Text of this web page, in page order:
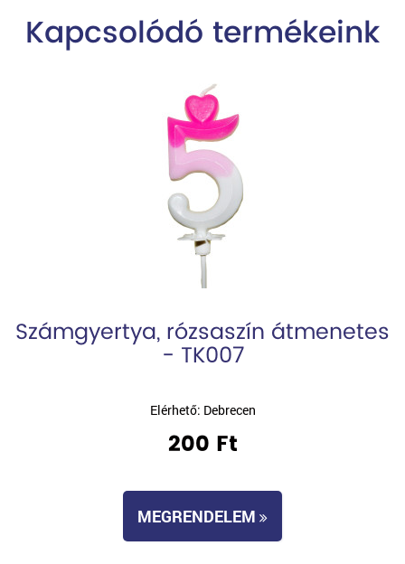
Kapcsolódó termékeink
Számgyertya, rózsaszín átmenetes
- TK007
Elérhető: Debrecen
200 Ft
MEGRENDELEM